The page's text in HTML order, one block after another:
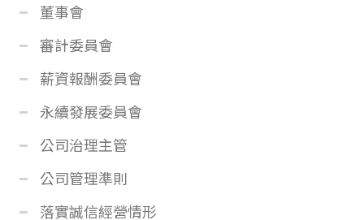
董事會
審計委員會
薪資報酬委員會
永續發展委員會
公司治理主管
公司管理準則
落實誠信經營情形